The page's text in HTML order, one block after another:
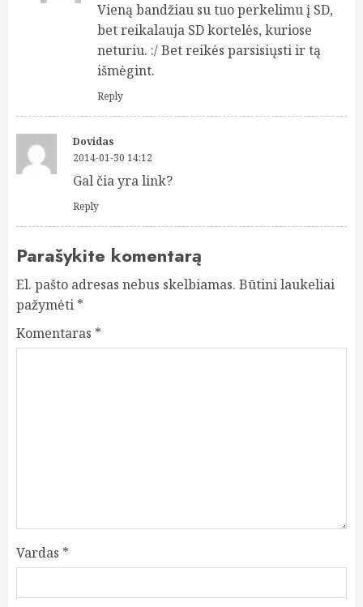
Vieną bandžiau su tuo perkelimu į SD,
bet reikalauja SD kortelės, kuriose
neturiu. :/ Bet reikės parsisiųsti ir tą
išmėgint.
Reply
Dovidas
2014-01-30 14:12
Gal čia yra link?
Reply
Parašykite komentarą
El. pašto adresas nebus skelbiamas. Būtini laukeliai
pažymėti *
Komentaras *
Vardas *